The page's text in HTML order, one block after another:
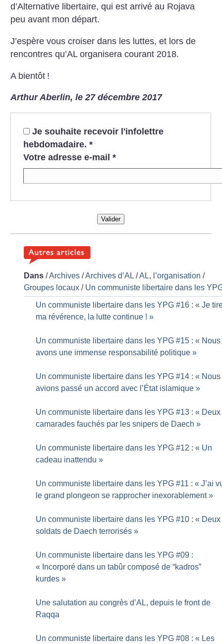
d’Alternative libertaire, qui est arrivé au Rojava
peu avant mon départ.
J’espère vous croiser dans les luttes, et lors de
rencontres qu’AL organisera courant 2018.
A bientôt !
Arthur Aberlin, le 27 décembre 2017
Je souhaite recevoir l'infolettre
hebdomadaire. *
Votre adresse e-mail *
Valider
Dans /Archives /Archives d’AL /AL, l’organisation /
Groupes locaux / Un communiste libertaire dans les
Un communiste libertaire dans les YPG #16 : « Je
ma révérence, la lutte continue ! »
Un communiste libertaire dans les YPG #15 : « Nous
avons une immense responsabilité politique »
Un communiste libertaire dans les YPG #14 : « Nous
avions passé un accord avec l’État islamique »
Un communiste libertaire dans les YPG #13 : « Deux
camarades fauchés par les snipers de Daech »
Un communiste libertaire dans les YPG #12 : « Un
cadeau inattendu »
Un communiste libertaire dans les YPG #11 : « J’ai
le grand plongeon se rapprocher inexorablement »
Un communiste libertaire dans les YPG #10 : « Deux
soldats de Daech terrorisés »
Un communiste libertaire dans les YPG #09 :
« Incorporé dans un tabûr composé de “kadros”
kurdes »
Une salutation au congrès d’AL, depuis le front de
Raqqa
Un communiste libertaire dans les YPG #08 : « Les